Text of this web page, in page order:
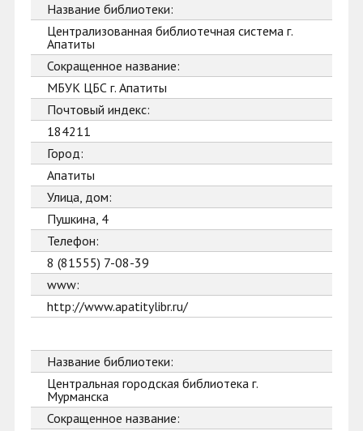
Название библиотеки:
Централизованная библиотечная система г.
Апатиты
Сокращенное название:
МБУК ЦБС г. Апатиты
Почтовый индекс:
184211
Город:
Апатиты
Улица, дом:
Пушкина, 4
Телефон:
8 (81555) 7-08-39
www:
http://www.apatitylibr.ru/
Название библиотеки:
Центральная городская библиотека г.
Мурманска
Сокращенное название: